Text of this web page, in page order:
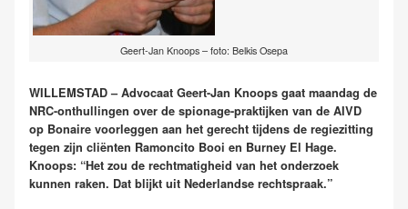
Geert-Jan Knoops – foto: Belkis Osepa
WILLEMSTAD – Advocaat Geert-Jan Knoops gaat maandag de
NRC-onthullingen over de spionage-praktijken van de AIVD
op Bonaire voorleggen aan het gerecht tijdens de regiezitting
tegen zijn cliënten Ramoncito Booi en Burney El Hage.
Knoops: “Het zou de rechtmatigheid van het onderzoek
kunnen raken. Dat blijkt uit Nederlandse rechtspraak.”